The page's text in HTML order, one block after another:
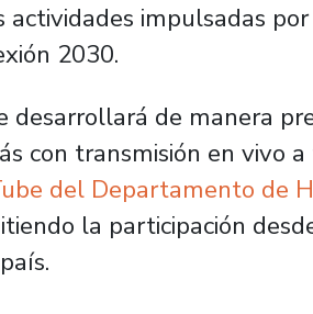
actividades impulsadas
2030.
desarrollará de manera
con transmisión en vivo
del Departamento de
la participación